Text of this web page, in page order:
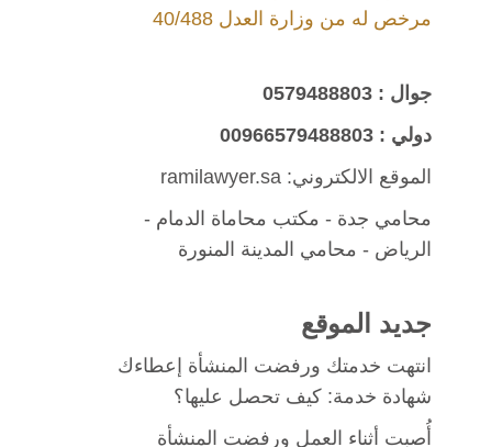
مرخص له من وزارة العدل 40/488
جوال : 0579488803
دولي : 00966579488803
الموقع الالكتروني: ramilawyer.sa
محامي جدة - مكتب محاماة الدمام -
الرياض - محامي المدينة المنورة
جديد الموقع
انتهت خدمتك ورفضت المنشأة إعطاءك
شهادة خدمة: كيف تحصل عليها؟
أُصبت أثناء العمل ورفضت المنشأة